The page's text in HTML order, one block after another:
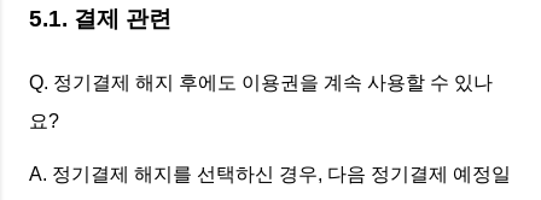
5.1. 결제 관련
Q. 정기결제 해지 후에도 이용권을 계속 사용할 수 있나
요?
A. 정기결제 해지를 선택하신 경우, 다음 정기결제 예정일